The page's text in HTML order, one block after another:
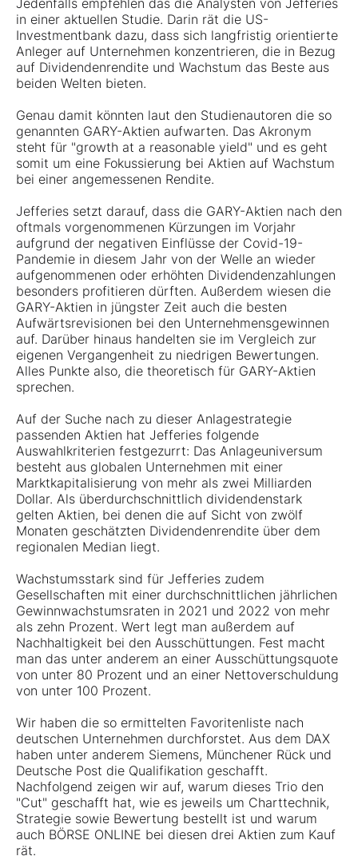
Jedenfalls empfehlen das die Analysten von Jefferies
in einer aktuellen Studie. Darin rät die US-
Investmentbank dazu, dass sich langfristig orientierte
Anleger auf Unternehmen konzentrieren, die in Bezug
auf Dividendenrendite und Wachstum das Beste aus
beiden Welten bieten.
Genau damit könnten laut den Studienautoren die so
genannten GARY-Aktien aufwarten. Das Akronym
steht für "growth at a reasonable yield" und es geht
somit um eine Fokussierung bei Aktien auf Wachstum
bei einer angemessenen Rendite.
Jefferies setzt darauf, dass die GARY-Aktien nach den
oftmals vorgenommenen Kürzungen im Vorjahr
aufgrund der negativen Einflüsse der Covid-19-
Pandemie in diesem Jahr von der Welle an wieder
aufgenommenen oder erhöhten Dividendenzahlungen
besonders profitieren dürften. Außerdem wiesen die
GARY-Aktien in jüngster Zeit auch die besten
Aufwärtsrevisionen bei den Unternehmensgewinnen
auf. Darüber hinaus handelten sie im Vergleich zur
eigenen Vergangenheit zu niedrigen Bewertungen.
Alles Punkte also, die theoretisch für GARY-Aktien
sprechen.
Auf der Suche nach zu dieser Anlagestrategie
passenden Aktien hat Jefferies folgende
Auswahlkriterien festgezurrt: Das Anlageuniversum
besteht aus globalen Unternehmen mit einer
Marktkapitalisierung von mehr als zwei Milliarden
Dollar. Als überdurchschnittlich dividendenstark
gelten Aktien, bei denen die auf Sicht von zwölf
Monaten geschätzten Dividendenrendite über dem
regionalen Median liegt.
Wachstumsstark sind für Jefferies zudem
Gesellschaften mit einer durchschnittlichen jährlichen
Gewinnwachstumsraten in 2021 und 2022 von mehr
als zehn Prozent. Wert legt man außerdem auf
Nachhaltigkeit bei den Ausschüttungen. Fest macht
man das unter anderem an einer Ausschüttungsquote
von unter 80 Prozent und an einer Nettoverschuldung
von unter 100 Prozent.
Wir haben die so ermittelten Favoritenliste nach
deutschen Unternehmen durchforstet. Aus dem DAX
haben unter anderem Siemens, Münchener Rück und
Deutsche Post die Qualifikation geschafft.
Nachfolgend zeigen wir auf, warum dieses Trio den
"Cut" geschafft hat, wie es jeweils um Charttechnik,
Strategie sowie Bewertung bestellt ist und warum
auch BÖRSE ONLINE bei diesen drei Aktien zum Kauf
rät.